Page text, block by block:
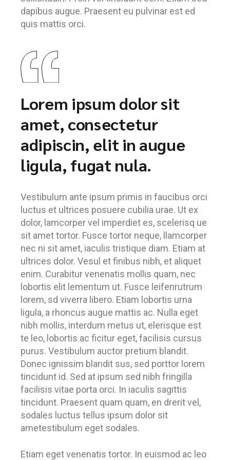
dapibus augue. Praesent eu pulvinar est ed
quis mattis orci.
Lorem ipsum dolor sit
amet, consectetur
adipiscin, elit in augue
ligula, fugat nula.
Vestibulum ante ipsum primis in faucibus orci
luctus et ultrices posuere cubilia urae. Ut ex
dolor, lamcorper vel imperdiet es, scelerisq ue
sit amet tortor. Fusce tortor neque, llamcorper
nec ni sit amet, iaculis tristique diam. Etiam at
ultrices dolor. Vesul et finibus nibh, et aliquet
enim. Curabitur venenatis mollis quam, nec
lobortis elit lementum ut. Fusce leifenrutrum
lorem, sd viverra libero. Etiam lobortis urna
ligula, a rhoncus augue mattis ac. Nulla eget
nibh mollis, interdum metus ut, elerisque est
te leo, lobortis ac ficitur eget, facilisis cursus
purus. Vestibulum auctor pretium blandit.
Donec ignissim blandit sus, sed porttor lorem
tincidunt id. Sed at ipsum sed nibh fringilla
facilisis vitae porta orci. In iaculis sagittis
tincidunt. Praesent quam quam, en drerit vel,
sodales luctus tellus ipsum dolor sit
ametestibulum eget sodales.
Etiam eget venenatis tortor. In euismod ac leo